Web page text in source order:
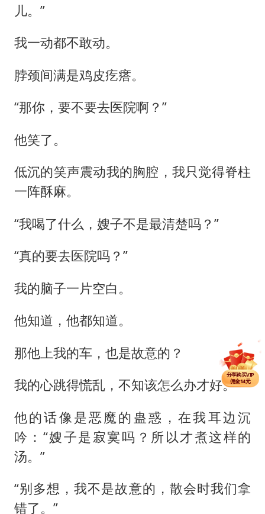
儿。”
我一动都不敢动。
脖颈间满是鸡皮疙瘩。
“那你，要不要去医院啊？”
他笑了。
低沉的笑声震动我的胸腔，我只觉得脊柱
一阵酥麻。
“我喝了什么，嫂子不是最清楚吗？”
“真的要去医院吗？”
我的脑子一片空白。
他知道，他都知道。
那他上我的车，也是故意的？
我的心跳得慌乱，不知该怎么办才好。
他的话像是恶魔的蛊惑，在我耳边沉
吟：“嫂子是寂寞吗？所以才煮这样的
汤。”
“别多想，我不是故意的，散会时我们拿
错了。”
分享单篇
佣金2.5元
分享购买VIP
佣金14元